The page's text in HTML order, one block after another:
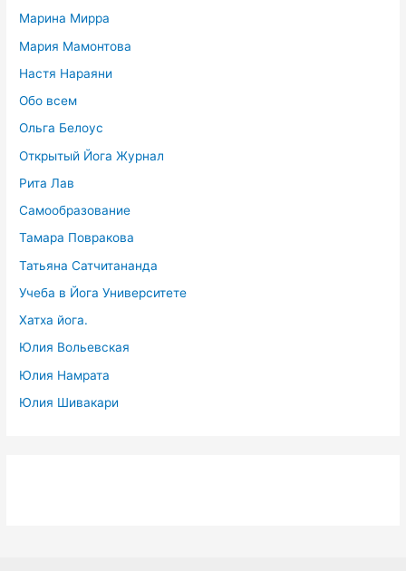
Марина Мирра
Мария Мамонтова
Настя Нараяни
Обо всем
Ольга Белоус
Открытый Йога Журнал
Рита Лав
Самообразование
Тамара Повракова
Татьяна Сатчитананда
Учеба в Йога Университете
Хатха йога.
Юлия Вольевская
Юлия Намрата
Юлия Шивакари